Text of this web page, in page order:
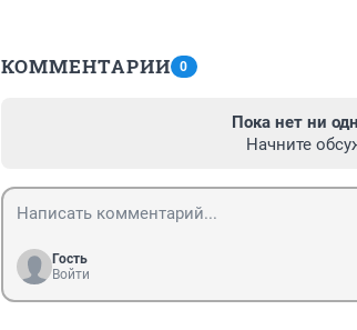
КОММЕНТАРИИ 0
Пока нет ни
Начните
Гость
Войти